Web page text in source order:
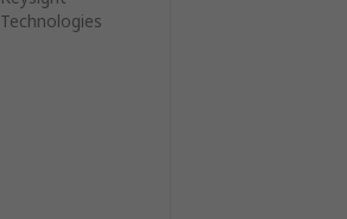
Technologies